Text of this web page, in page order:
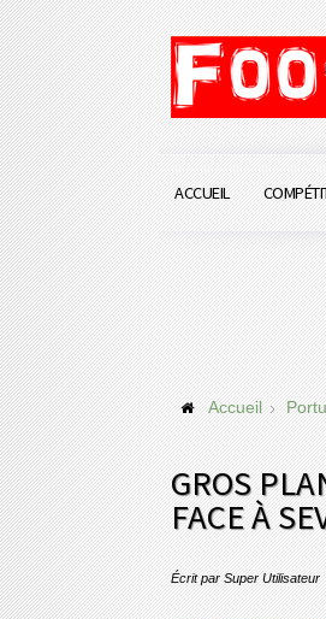
ACCUEIL
Accueil
GROS
FACE À
Écrit par Super Utilisateur